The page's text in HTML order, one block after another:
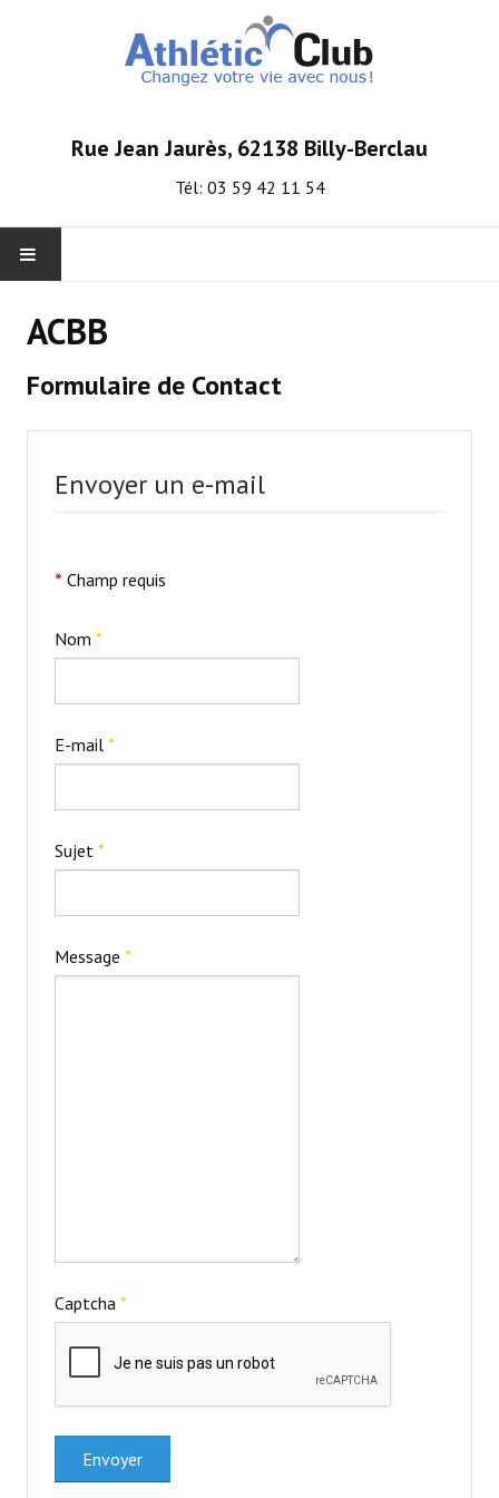
Rue Jean Jaurès, 62138 Billy-Berclau
Tél: 03 59 42 11 54
NOUS LOCALISER
CONTACT
A PROPOS
ACBB
Formulaire de Contact
Envoyer un e-mail
* Champ requis
Nom *
E-mail *
Sujet *
Message *
Captcha *
Envoyer